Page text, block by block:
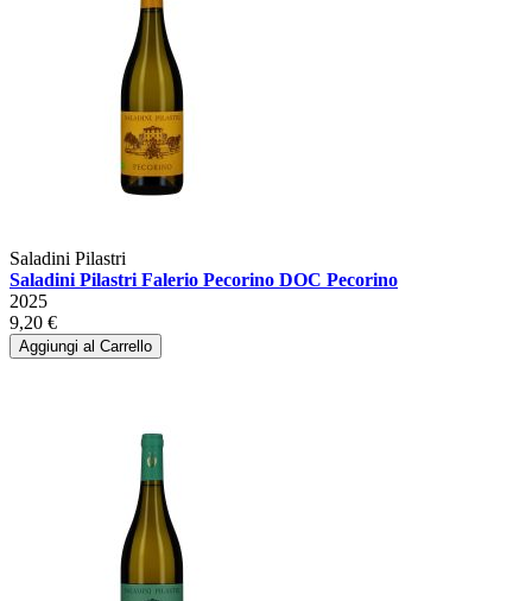
Saladini Pilastri
Saladini Pilastri Falerio Pecorino DOC Pecorino
2025
9,20 €
Aggiungi al Carrello